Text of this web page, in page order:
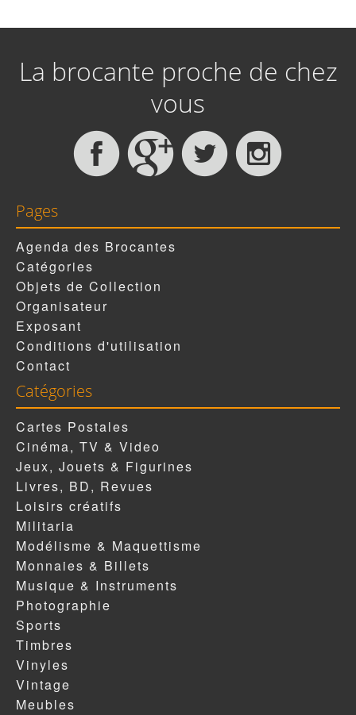
La brocante proche de chez
vous
Pages
Agenda des Brocantes
Catégories
Objets de Collection
Organisateur
Exposant
Conditions d'utilisation
Contact
Catégories
Cartes Postales
Cinéma, TV & Video
Jeux, Jouets & Figurines
Livres, BD, Revues
Loisirs créatifs
Militaria
Modélisme & Maquettisme
Monnaies & Billets
Musique & Instruments
Photographie
Sports
Timbres
Vinyles
Vintage
Meubles